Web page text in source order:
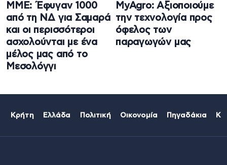
ΜΜΕ: Έφυγαν 1000
από τη ΝΔ για Σαμαρά
και οι περισσότεροι
ασχολούνται με ένα
μέλος μας από το
Μεσολόγγι
MyAgro: Αξιοποιούμε
την τεχνολογία προς
όφελος των
παραγωγών μας
Κρήτη Ελλάδα Πολιτική Οικονομία Πηγαδάκια